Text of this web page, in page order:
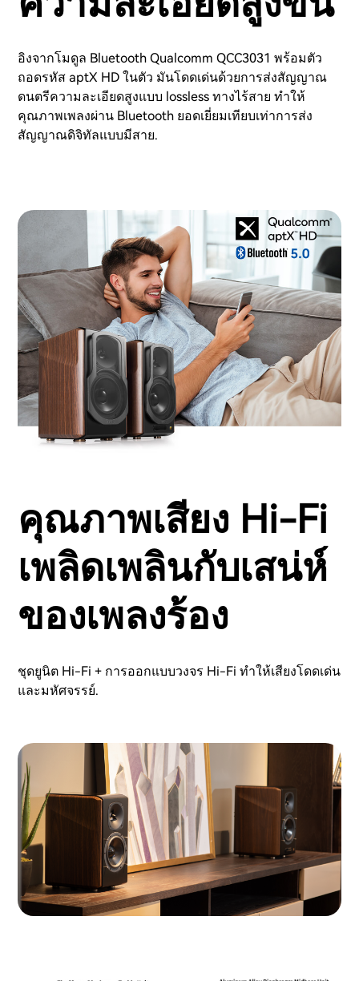
อิงจากโมดูล Bluetooth Qualcomm QCC3031 พร้อมตัว
ถอดรหัส aptX HD ในตัว มันโดดเด่นด้วยการส่งสัญญาณ
ดนตรีความละเอียดสูงแบบ lossless ทางไร้สาย ทำให้
คุณภาพเพลงผ่าน Bluetooth ยอดเยี่ยมเทียบเท่าการส่ง
สัญญาณดิจิทัลแบบมีสาย.
คุณภาพเสียง Hi-Fi
เพลิดเพลินกับเสน่ห์
ของเพลงร้อง
ชุดยูนิต Hi-Fi + การออกแบบวงจร Hi-Fi ทำให้เสียงโดดเด่น
และมหัศจรรย์.